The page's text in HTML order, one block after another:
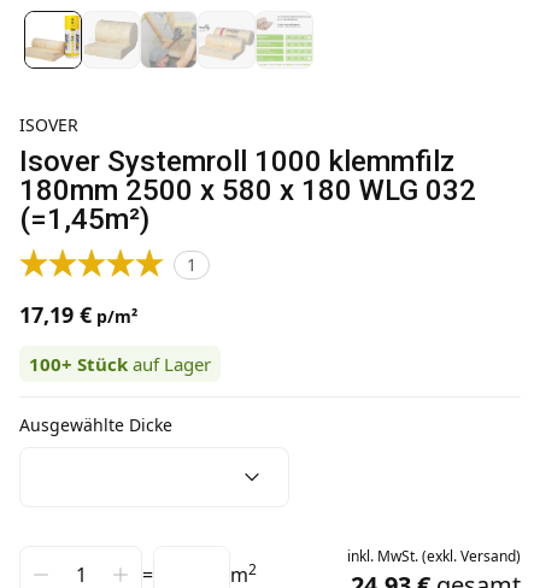
ISOVER
Isover Systemroll 1000 klemmfilz
180mm 2500 x 580 x 180 WLG 032
(=1,45m²)
1
17,19 € p/m²
100+ Stück auf Lager
Ausgewählte Dicke
= m2
inkl. MwSt.(exkl.Versand)